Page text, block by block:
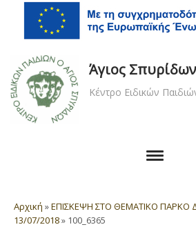
Άγιος Σπυρίδων
Κέντρο Ειδικών
Αρχική »ΕΠΙΣΚΕΨΗ ΣΤΟ ΘΕΜΑΤΙΚΟ ΠΑΡΚΟ
13/07/2018» 100_6365